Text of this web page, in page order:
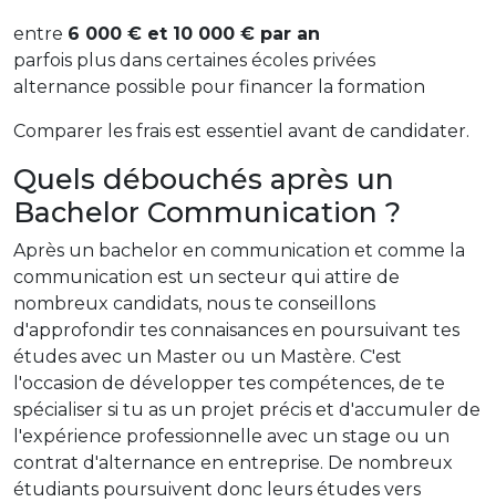
entre 6 000 € et 10 000 € par an
parfois plus dans certaines écoles privées
alternance possible pour financer la formation
Comparer les frais est essentiel avant de candidater.
Quels débouchés après un
Bachelor Communication ?
Après un bachelor en communication et comme la
communication est un secteur qui attire de
nombreux candidats, nous te conseillons
d'approfondir tes connaisances en poursuivant tes
études avec un Master ou un Mastère. C'est
l'occasion de développer tes compétences, de te
spécialiser si tu as un projet précis et d'accumuler de
l'expérience professionnelle avec un stage ou un
contrat d'alternance en entreprise. De nombreux
étudiants poursuivent donc leurs études vers